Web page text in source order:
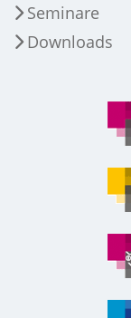
Seminare
Downloads